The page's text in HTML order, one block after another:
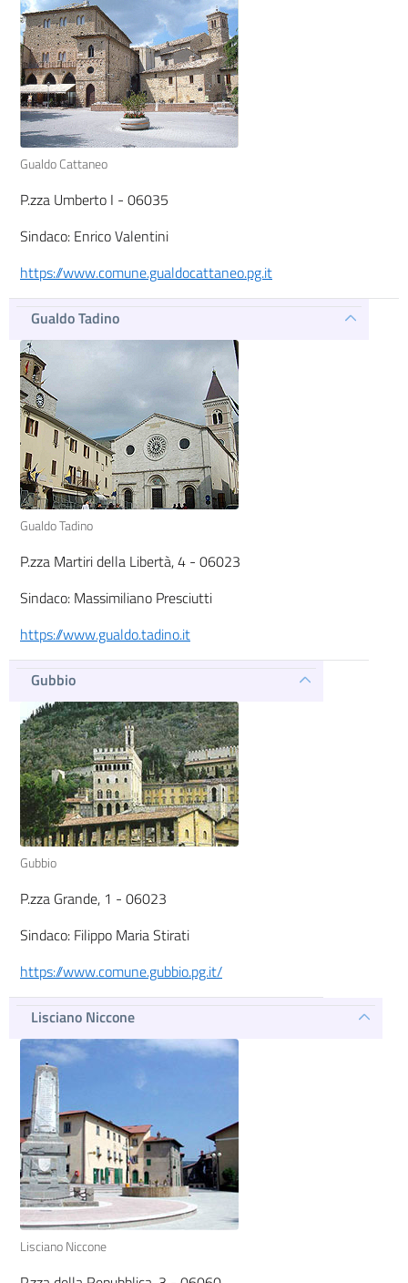
Gualdo Cattaneo
P.zza Umberto I - 06035
Sindaco: Enrico Valentini
https://www.comune.gualdocattaneo.pg.it
Gualdo Tadino
Gualdo Tadino
P.zza Martiri della Libertà, 4 - 06023
Sindaco: Massimiliano Presciutti
https://www.gualdo.tadino.it
Gubbio
Gubbio
P.zza Grande, 1 - 06023
Sindaco: Filippo Maria Stirati
https://www.comune.gubbio.pg.it/
Lisciano Niccone
Lisciano Niccone